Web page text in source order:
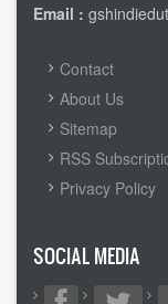
Email :
FOOTER
MENU
Contact
About Us
Sitemap
RSS
Privacy Policy
SOCIAL MEDIA